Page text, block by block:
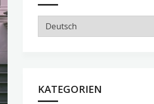
KATEGORIEN